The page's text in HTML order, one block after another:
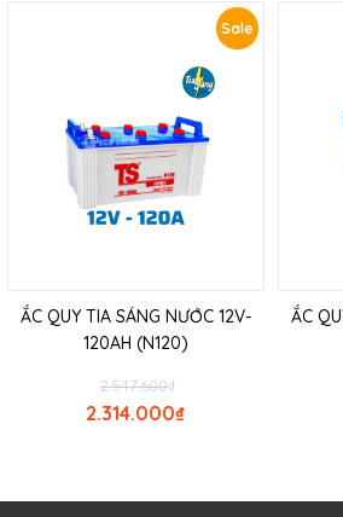
Sale
ẮC QUY TIA SÁNG NƯỚC 12V-
120AH (N120)
₫
2.547.600
₫
2.314.000
ẮC